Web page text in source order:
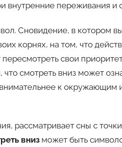
внутренние переживания и
Сновидение, в котором
корнях, на том, что
свои
смотреть вниз может
к окружающим
рассматривает сны с
вниз может быть